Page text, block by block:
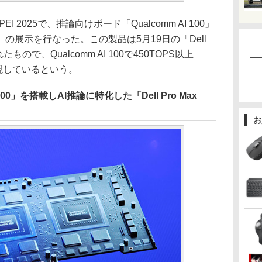
2025で、推論向けボード「Qualcomm AI 100」
展示を行なった。この製品は5月19日の「Dell
もので、Qualcomm AI 100で450TOPS以上
ているという。
」を搭載しAI推論に特化した「Dell Pro Max